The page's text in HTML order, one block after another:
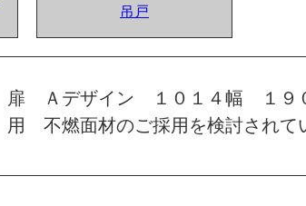
吊戸
Ａデザイン １０１４幅 １
不燃面材のご採用を検討されて